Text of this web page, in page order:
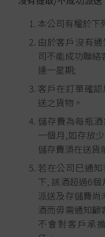
本公司有權於下
由於客戶沒有
司不能成功聯絡
達一星期;
客戶在訂單確
送之貨物。
儲存費為每瓶
一個月,如存放
儲存費須在送貨
若在公司巳通
下, 該酒超過6
派送及存儲費尚
酒而毋需通知顧
不會對客戶承